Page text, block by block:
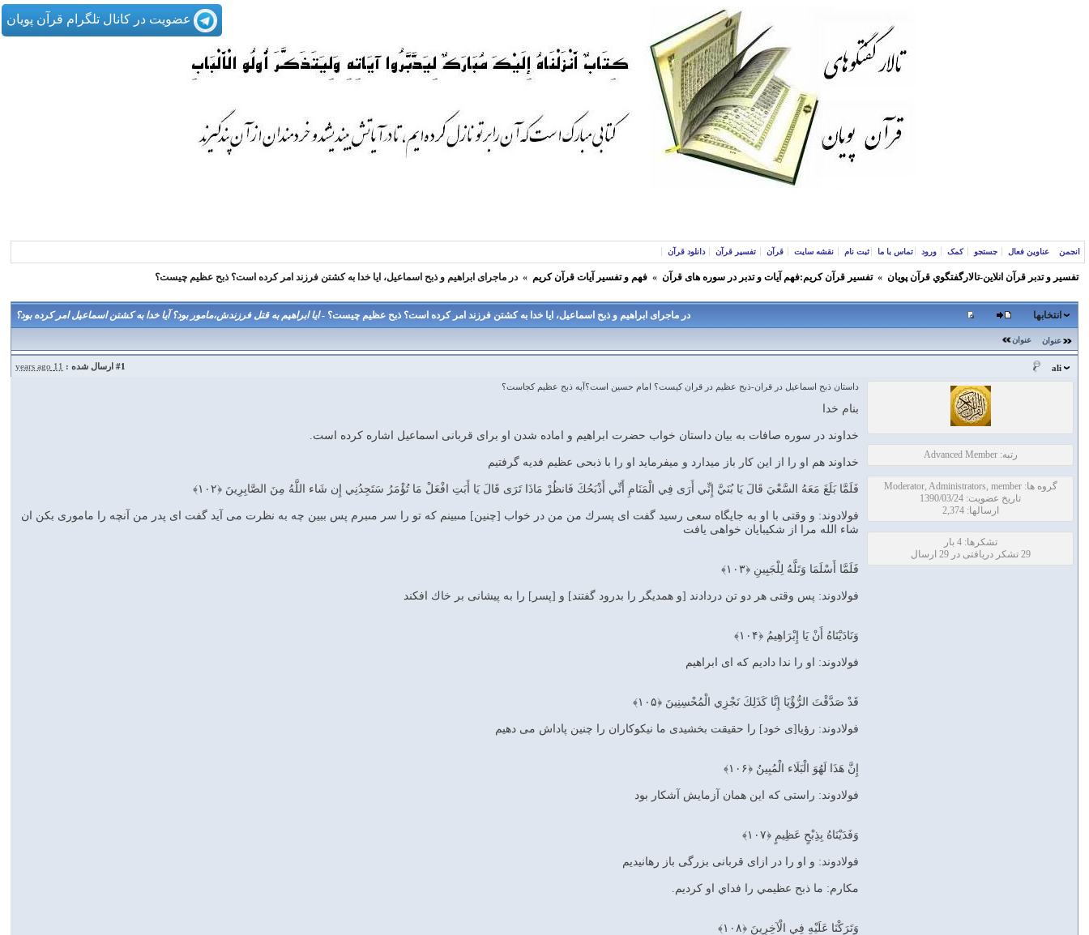
عضویت در کانال تلگرام قرآن پویان
انجمن عناوین فعال جستجو کمک ورود تماس با ما ثبت نام نقشه سایت قرآن تفسیر قرآن دانلود قرآن
تفسير و‌ تدبر قرآن انلاين-تالارگفتگوي قرآن پویان » تفسير قرآن كريم:فهم آيات و تدبر در سوره های قرآن » فهم و تفسير آيات قرآن كريم » در ماجرای ابراهیم و ذبح اسماعیل، ايا خدا به كشتن فرزند امر كرده است؟ ذبح عظیم چیست؟
در ماجرای ابراهیم و ذبح اسماعیل، ايا خدا به كشتن فرزند امر كرده است؟ ذبح عظیم چیست؟ -ایا ابراهیم به قتل فرزندش،مامور بود؟ آیا خدا به کشتن اسماعیل امر کرده بود؟ انتخابها
عنوان عنوان
ali
#1 ارسال شده : 11 years ago
رتبه: Advanced Member
گروه ها: Moderator, Administrators, member
تاریخ عضویت: 1390/03/24
ارسالها: 2,374
تشکرها: 4 بار
29 تشکر دریافتی در 29 ارسال
داستان ذبح اسماعيل در قران-ذبح عظيم در قران كيست؟ امام حسين است؟آيه ذبح عظيم كجاست؟
بنام خدا
خداوند در سوره صافات به بیان داستان خواب حضرت ابراهیم و اماده شدن او برای قربانی اسماعیل اشاره کرده است.
خداوند هم او را از این کار باز میدارد و میفرماید او را با ذبحی عظیم فدیه گرفتیم
فَلَمَّا بَلَغَ مَعَهُ السَّعْيَ قَالَ يَا بُنَيَّ إِنِّي أَرَى فِي الْمَنَامِ أَنِّي أَذْبَحُكَ فَانظُرْ مَاذَا تَرَى قَالَ يَا أَبَتِ افْعَلْ مَا تُؤْمَرُ سَتَجِدُنِي إِن شَاء اللَّهُ مِنَ الصَّابِرِينَ ﴿۱۰۲﴾
فولادوند: و وقتى با او به جايگاه سعى رسيد گفت اى پسرك من من در خواب [چنين] مى‏بينم كه تو را سر مى‏برم پس ببين چه به نظرت مى‏ آيد گفت اى پدر من آنچه را مامورى بكن ان
شاء الله مرا از شكيبايان خواهى يافت
فَلَمَّا أَسْلَمَا وَتَلَّهُ لِلْجَبِينِ ﴿۱۰۳﴾
فولادوند: پس وقتى هر دو تن دردادند [و همديگر را بدرود گفتند] و [پسر] را به پيشانى بر خاك افكند
وَنَادَيْنَاهُ أَنْ يَا إِبْرَاهِيمُ ﴿۱۰۴﴾
فولادوند: او را ندا داديم كه اى ابراهيم
قَدْ صَدَّقْتَ الرُّؤْيَا إِنَّا كَذَلِكَ نَجْزِي الْمُحْسِنِينَ ﴿۱۰۵﴾
فولادوند: رؤيا[ى خود] را حقيقت بخشيدى ما نيكوكاران را چنين پاداش مى‏ دهيم
إِنَّ هَذَا لَهُوَ الْبَلَاء الْمُبِينُ ﴿۱۰۶﴾
فولادوند: راستى كه اين همان آزمايش آشكار بود
وَفَدَيْنَاهُ بِذِبْحٍ عَظِيمٍ ﴿۱۰۷﴾
فولادوند: و او را در ازاى قربانى بزرگى باز رهانيديم
مکارم: ما ذبح عظيمي را فداي او كرديم.
وَتَرَكْنَا عَلَيْهِ فِي الْآخِرِينَ ﴿۱۰۸﴾